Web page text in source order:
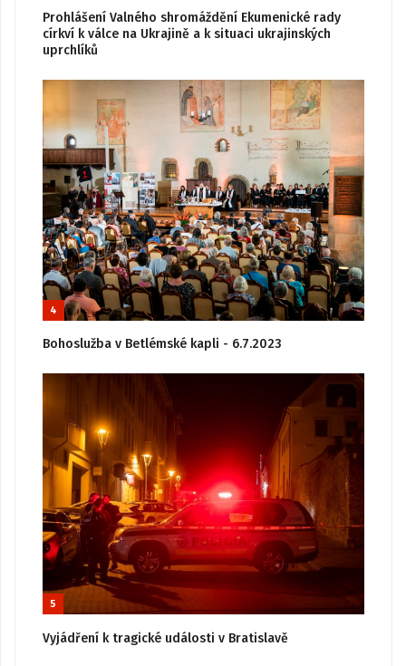
Prohlášení Valného shromáždění Ekumenické rady
církví k válce na Ukrajině a k situaci ukrajinských
uprchlíků
4
Bohoslužba v Betlémské kapli - 6.7.2023
5
Vyjádření k tragické události v Bratislavě